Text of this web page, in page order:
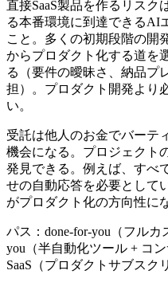
直接SaaS製品を作るリスク
る本番環境に到達できるAI
こと。多くの初期段階の開
からプロダクト化する道を
る（要件の曖昧さ、納品プ
担）。プロダクト開発より
い。
受託は他人のお金でバーテ
機会になる。プロジェクト
発見できる。例えば、すべ
せの自動応答を必要として
がプロダクト化の方向性に
パス：done-for-you（フル
you（半自動化ツール + コ
SaaS（プロダクトサブスク